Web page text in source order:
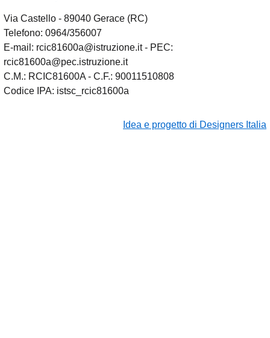
Via Castello - 89040 Gerace (RC)
Telefono: 0964/356007
E-mail: rcic81600a@istruzione.it - PEC:
rcic81600a@pec.istruzione.it
C.M.: RCIC81600A - C.F.: 90011510808
Codice IPA: istsc_rcic81600a
Idea e progetto di Designers Italia